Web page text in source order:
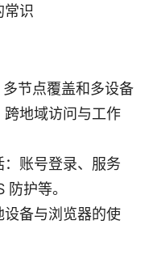
常识
节点覆盖和多设备
地域访问与工作
账号登录、服务
护等。
备与浏览器的使